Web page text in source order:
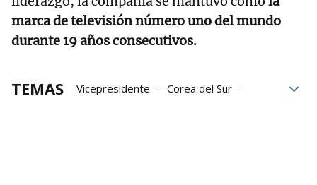
marca de televisión número uno del mundo
durante 19 años consecutivos.
TEMAS Vicepresidente
Corea del Sur